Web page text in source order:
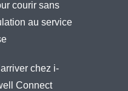
courir sans
au service
chez i-
Connect